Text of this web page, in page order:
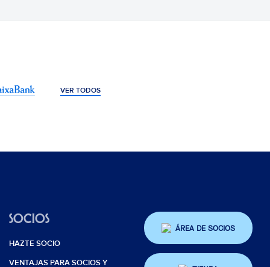
VER TODOS
SOCIOS
HAZTE SOCIO
VENTAJAS PARA SOCIOS Y
ÁREA DE SOCIOS